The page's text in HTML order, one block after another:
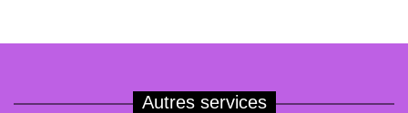
Autres services